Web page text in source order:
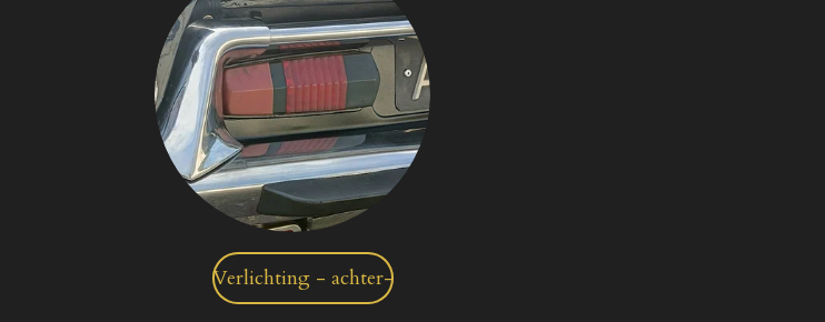
Verlichting - achter-